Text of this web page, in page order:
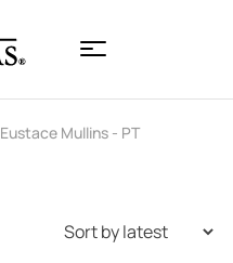
Eustace Mullins - PT